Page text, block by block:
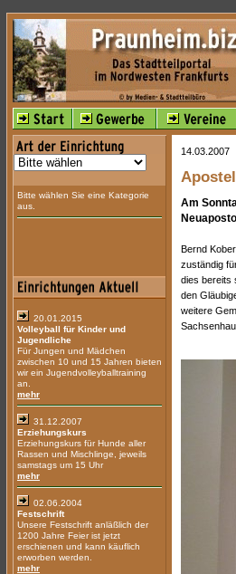
Bitte wählen Sie eine Kategorie
aus.
20.01.2015
Volleyball für Kinder und
Jugendliche
Für Jungen und Mädchen
zwischen 10 und 15 Jahren bieten
wir ein Jugendvolleyballtraining
an.
mehr
31.12.2007
Erziehungskurs
Erziehungskurs für Hunde aller
Rassen und Mischlinge, jeweils
samstags um 15 Uhr
mehr
02.06.2004
Festschrift
Unsere Festschrift anläßlich der
1200 Jahre Feier ist jetzt
erschienen und kann käuflich
erworben werden.
mehr
14.03.2007
Am
Bernd
zuständig
dies bereits
den
weitere